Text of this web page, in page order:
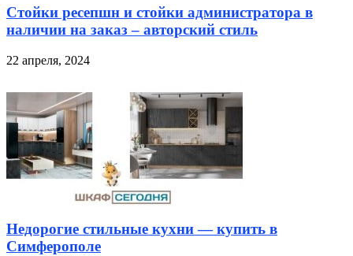
Стойки ресепшн и стойки администратора в
наличии на заказ – авторский стиль
22 апреля, 2024
Недорогие стильные кухни — купить в
Симферополе